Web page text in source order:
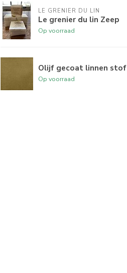
LE GRENIER DU LIN
Le grenier du lin Zeep
Op voorraad
Olijf gecoat linnen stof
Op voorraad